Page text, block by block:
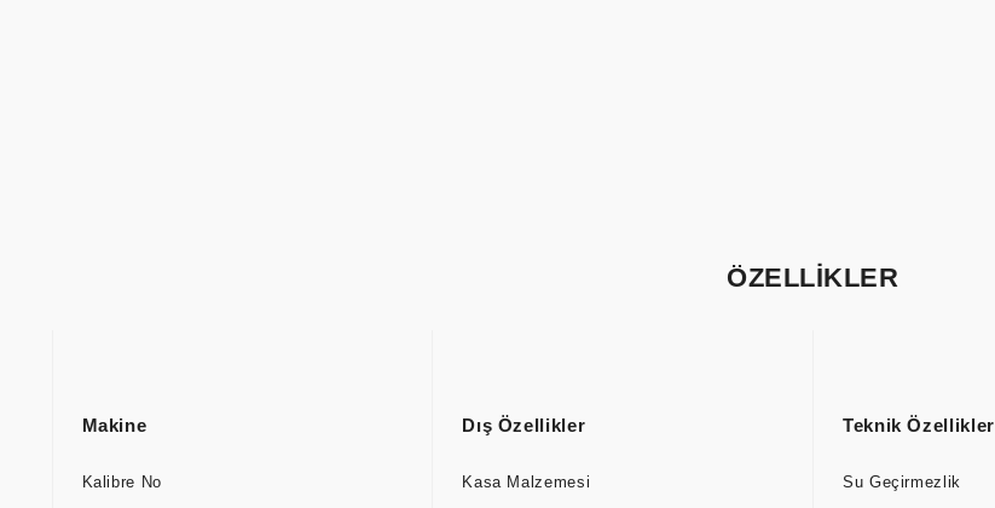
ÖZELLİKLER
Makine
Kalibre No
Dış Özellikler
Kasa Malzemesi
Teknik Özellikler
Su Geçirmezlik